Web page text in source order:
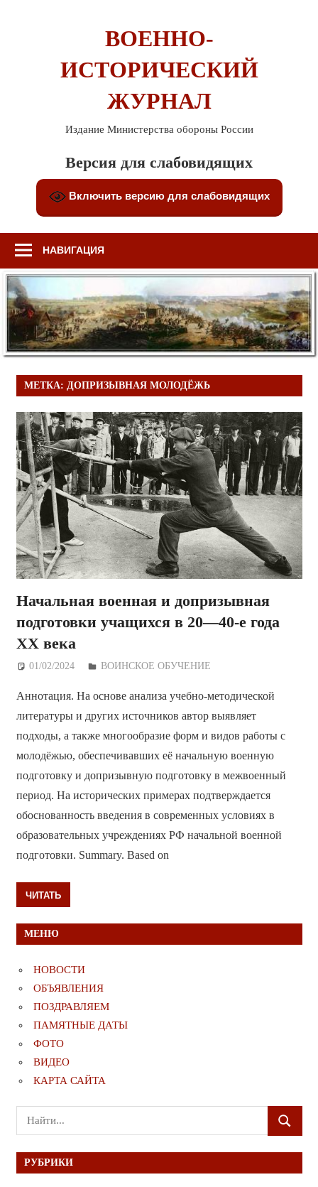
ВОЕННО-
ИСТОРИЧЕСКИЙ
ЖУРНАЛ
Издание Министерства обороны России
Версия для слабовидящих
Включить версию для слабовидящих
НАВИГАЦИЯ
МЕТКА: ДОПРИЗЫВНАЯ МОЛОДЁЖЬ
Начальная военная и допризывная
подготовки учащихся в 20—40-е года
ХХ века
01/02/2024 Дежурный по Редакции
ВОИНСКОЕ ОБУЧЕНИЕ
Аннотация. На основе анализа учебно-методической
литературы и других источников автор выявляет
подходы, а также многообразие форм и видов работы с
молодёжью, обеспечивавших её начальную военную
подготовку и допризывную подготовку в межвоенный
период. На исторических примерах подтверждается
обоснованность введения в современных условиях в
образовательных учреждениях РФ начальной военной
подготовки. Summary. Based on
ЧИТАТЬ
МЕНЮ
НОВОСТИ
ОБЪЯВЛЕНИЯ
ПОЗДРАВЛЯЕМ
ПАМЯТНЫЕ ДАТЫ
ФОТО
ВИДЕО
КАРТА САЙТА
Поиск
для:
ПОИСК
РУБРИКИ